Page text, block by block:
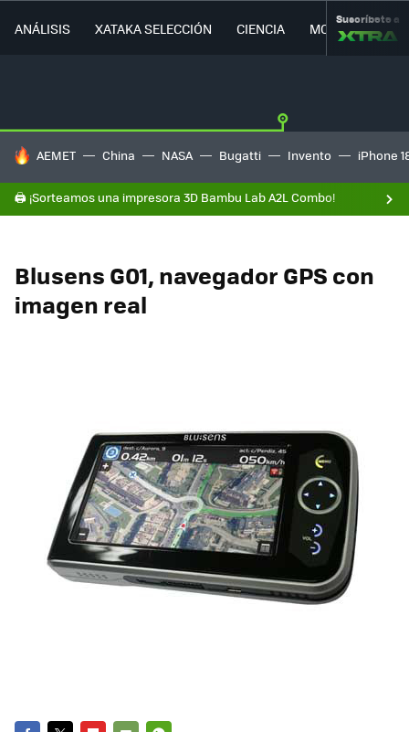
ANÁLISIS XATAKA SELECCIÓN CIENCIA MOVILIDAD
Suscríbete a
HOY SE HABLA DE
AEMET China NASA Bugatti Invento iPhone
🖨️ ¡Sorteamos una impresora 3D Bambu Lab A2L Combo!
Blusens G01, navegador GPS con
imagen real